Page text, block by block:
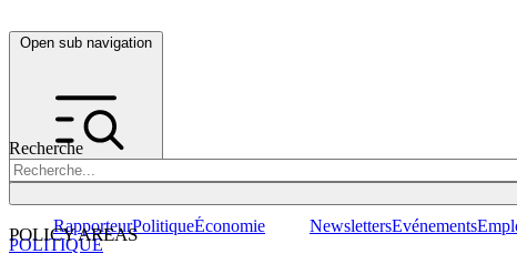
Open sub navigation
Recherche
POLICY AREAS
RapporteurPolitiqueÉconomie NewslettersEvénements
POLITIQUE